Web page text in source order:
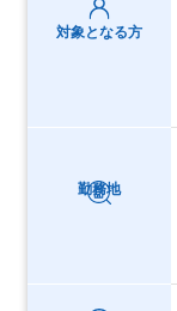
対象となる方
勤務地